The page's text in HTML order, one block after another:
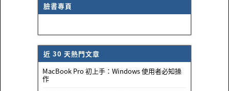
臉書專頁
近 30 天熱門文章
MacBook Pro 初上手：Windows 使用者必知操
作